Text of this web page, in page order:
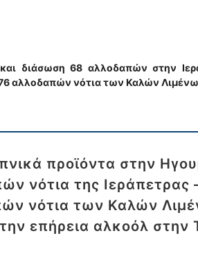
διάσωση 68 αλλοδαπών στην
αλλοδαπών νότια των Καλών
προϊόντα στην
νότια της Ιεράπετρας
νότια των Καλών
επήρεια αλκοόλ στην